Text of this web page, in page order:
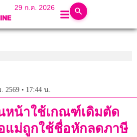
29 ก.ค. 2026
2569 • 17:44 น.
หน้าใช้เกณฑ์เดิมตัด
แม่ถูกใช้ชื่อหักลดภาษี